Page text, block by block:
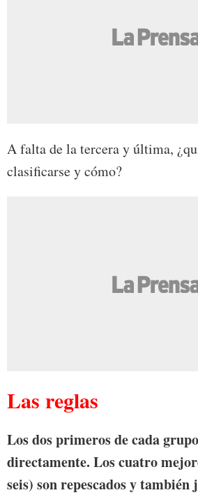
A falta de la tercera y última,
clasificarse y cómo?
Las reglas
Los dos primeros de cada
directamente. Los cuatro
seis) son repescados y también